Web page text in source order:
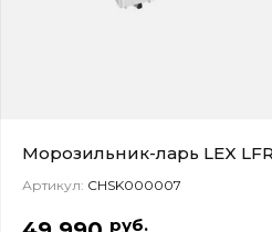
Морозильник-ларь LEX
Артикул: CHSK000007
руб.